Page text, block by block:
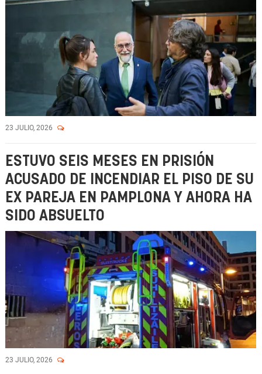
23 JULIO, 2026
ESTUVO SEIS MESES EN PRISIÓN
ACUSADO DE INCENDIAR EL PISO DE SU
EX PAREJA EN PAMPLONA Y AHORA HA
SIDO ABSUELTO
23 JULIO, 2026